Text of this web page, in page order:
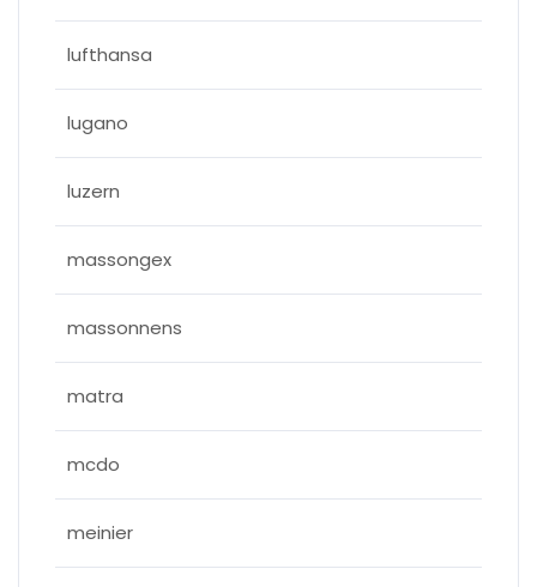
lufthansa
lugano
luzern
massongex
massonnens
matra
mcdo
meinier